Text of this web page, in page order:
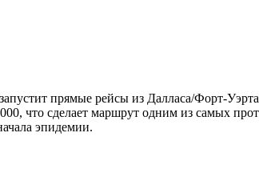
прямые рейсы из Далласа/Форт-
что сделает маршрут одним из самых
эпидемии.